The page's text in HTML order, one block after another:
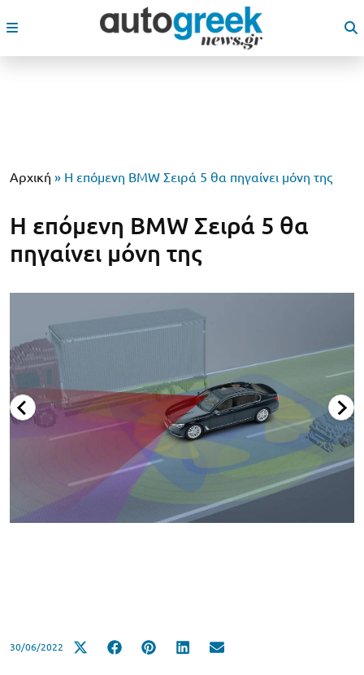
Αρχική » Η επόμενη BMW Σειρά 5 θα πηγαίνει μόνη της
Η επόμενη BMW Σειρά 5 θα
πηγαίνει μόνη της
30/06/2022